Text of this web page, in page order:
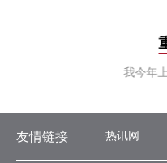
友情链接 热讯网